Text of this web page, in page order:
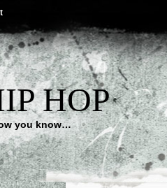
HOP
you know…